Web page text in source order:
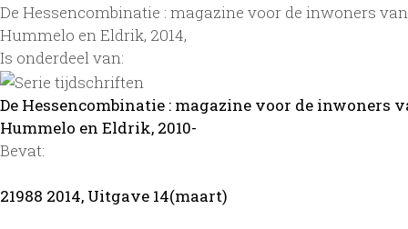
De Hessencombinatie : magazine voor de inwoners
Hummelo en Eldrik, 2014,
Is onderdeel van:
De Hessencombinatie : magazine voor de inwoners
Hummelo en Eldrik, 2010-
Bevat:
21988 2014, Uitgave 14(maart)